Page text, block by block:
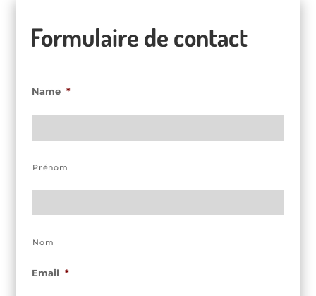
Formulaire de contact
Name *
Prénom
Nom
Email *